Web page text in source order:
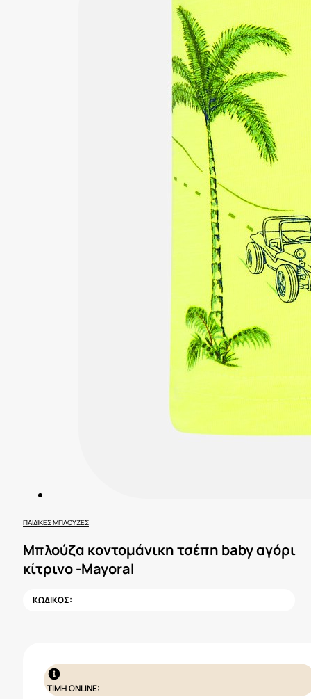
ΠΑΙΔΙΚΈΣ ΜΠΛΟΎΖΕΣ
Μπλούζα κοντομάνικη τσέπη baby αγόρι
κίτρινο -Mayoral
ΚΩΔΙΚΟΣ:
ΤΙΜΗ ONLINE: